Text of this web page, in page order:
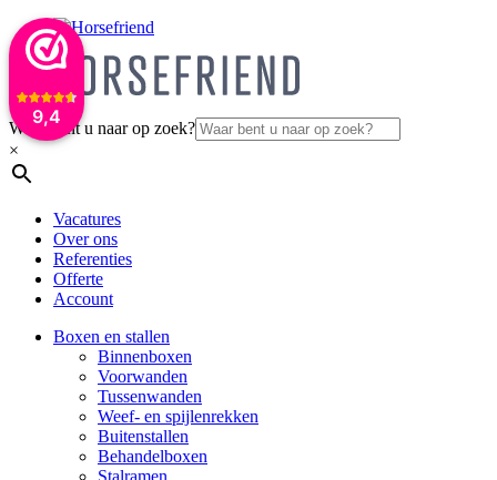
9,4
Waar bent u naar op zoek?
×
Vacatures
Over ons
Referenties
Offerte
Account
Boxen en stallen
Binnenboxen
Voorwanden
Tussenwanden
Weef- en spijlenrekken
Buitenstallen
Behandelboxen
Stalramen